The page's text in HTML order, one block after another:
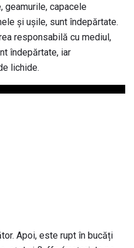
geamurile, capacele
și ușile, sunt îndepărtate.
responsabilă cu mediul,
îndepărtate, iar
lichide.
Apoi, este rupt în bucăți